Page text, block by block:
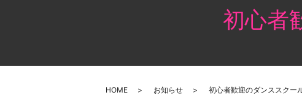
初心者
HOME お知らせ 初心者歓迎のダンススクー